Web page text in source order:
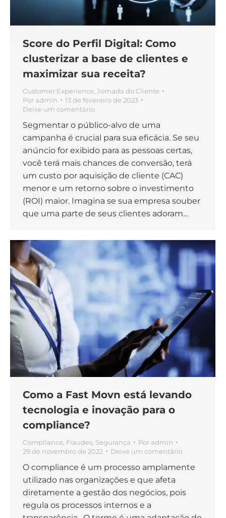
Score do Perfil Digital: Como
clusterizar a base de clientes e
maximizar sua receita?
Customer Experience Jornada do Cliente
Por admin
13 de fevereiro de 2023
Deixe um comentário
Segmentar o público-alvo de uma
campanha é crucial para sua eficácia. Se seu
anúncio for exibido para as pessoas certas,
você terá mais chances de conversão, terá
um custo por aquisição de cliente (CAC)
menor e um retorno sobre o investimento
(ROI) maior. Imagina se sua empresa souber
que uma parte de seus clientes adoram…
Como a Fast Movn está levando
tecnologia e inovação para o
compliance?
Compliance Fraudes Segurança Por admin
29 de novembro de 2022
Deixe um comentário
O compliance é um processo amplamente
utilizado nas organizações e que afeta
diretamente a gestão dos negócios, pois
regula os processos internos e a